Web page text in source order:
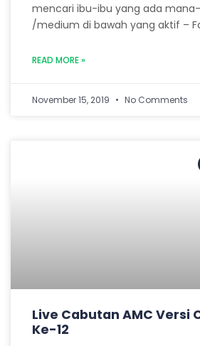
mencari ibu-ibu yang ada
/medium di bawah yang aktif –
READ MORE »
November 15, 2019 No Comments
Live Cabutan AMC Versi
Ke-12